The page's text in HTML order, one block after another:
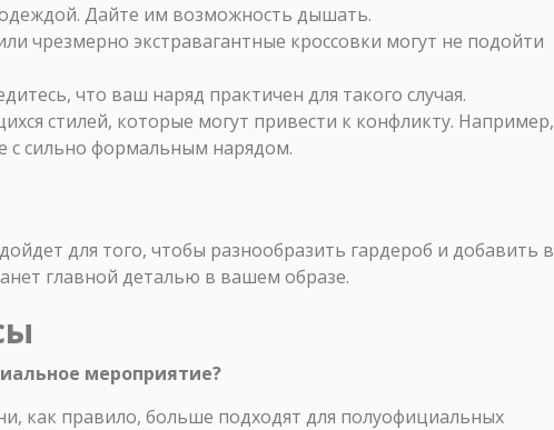
Дайте им возможность дышать.
чрезмерно экстравагантные кроссовки могут не подойти
что ваш наряд практичен для такого случая.
стилей, которые могут привести к конфликту. Например,
с сильно формальным нарядом.
для того, чтобы разнообразить гардероб и добавить в
главной деталью в вашем образе.
мероприятие?
как правило, больше подходят для полуофициальных